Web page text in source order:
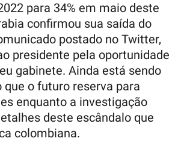
para 34% em maio deste
confirmou sua saída do
postado no Twitter,
presidente pela oportunidade
gabinete. Ainda está sendo
que o futuro reserva para
enquanto a investigação
deste escândalo que
colombiana.